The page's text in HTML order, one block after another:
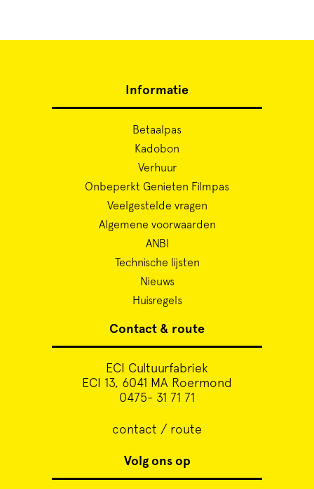
Informatie
Betaalpas
Kadobon
Verhuur
Onbeperkt Genieten Filmpas
Veelgestelde vragen
Algemene voorwaarden
ANBI
Technische lijsten
Nieuws
Huisregels
Contact & route
ECI Cultuurfabriek
ECI 13, 6041 MA Roermond
0475- 31 71 71
contact / route
Volg ons op